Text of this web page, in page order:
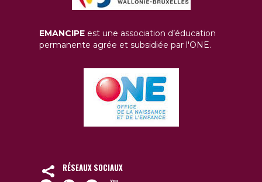
EMANCIPE est une association d’éducation
permanente agrée et subsidiée par l'ONE.
RÉSEAUX SOCIAUX